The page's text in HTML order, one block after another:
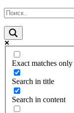
Exact matches only
Search in title
Search in content